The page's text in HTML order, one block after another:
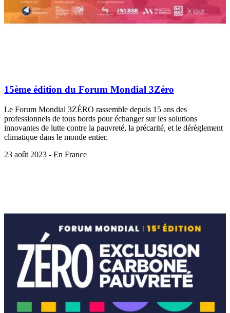
15ème édition du Forum Mondial 3Zéro
Le Forum Mondial 3ZÉRO rassemble depuis 15 ans des
professionnels de tous bords pour échanger sur les solutions
innovantes de lutte contre la pauvreté, la précarité, et le dérèglement
climatique dans le monde entier.
23 août 2023 - En France